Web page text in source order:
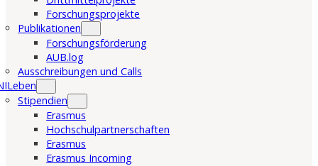
Forschungsprojekte
Publikationen
Forschungsförderung
AUB.log
Ausschreibungen und Calls
Stipendien
Erasmus
Hochschulpartnerschaften
Erasmus
Erasmus Incoming